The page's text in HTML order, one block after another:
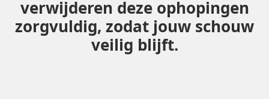
verwijderen deze ophopingen
zorgvuldig, zodat jouw schouw
veilig blijft.